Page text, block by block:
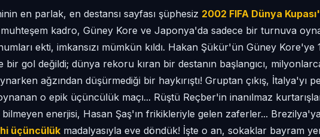
en parlak, en destansı sayfası şüphesiz 2002 FIFA Dünya
kadro, Güney Kore ve Japonya'da sadece bir turnuva
ekti, imkansızı mümkün kıldı. Hakan Şükür'ün Güney Kore'ye
bir gol değildi; dünya rekoru kıran bir destanın başlangıcı,
ağzından düşürmediği bir haykırıştı! Gruptan çıkış, İtalya'yı
o epik üçüncülük maçı... Rüştü Reçber'in inanılmaz
bilmeyen enerjisi, Hasan Şaş'ın frikikleriyle gelen zaferler...
üçüncülük madalyasıyla eve döndük! İşte o an, sokaklar bayram